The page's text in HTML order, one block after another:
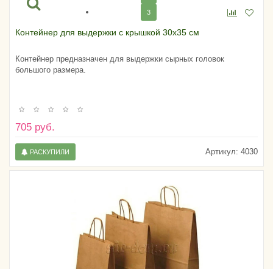
3
Контейнер для выдержки с крышкой 30х35 см
Контейнер предназначен для выдержки сырных головок
большого размера.
705 руб.
Артикул: 4030
РАСКУПИЛИ